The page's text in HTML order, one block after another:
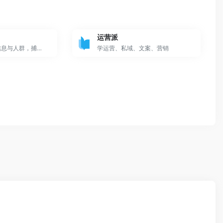
聚合优质的创新信息与人群，捕获精选|深度|犀利的商业科技资讯。在虎嗅，不错过互联网的每个重要时刻。
运营派
学运营、私域、文案、营销